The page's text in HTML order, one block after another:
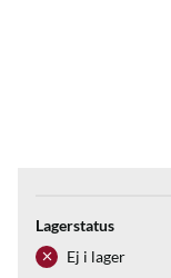
Lagerstatus
Ej i lager